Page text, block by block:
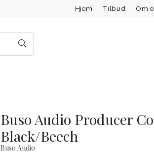
Hjem Tilbud Om
Buso Audio Producer
Black/Beech
Buso Audio